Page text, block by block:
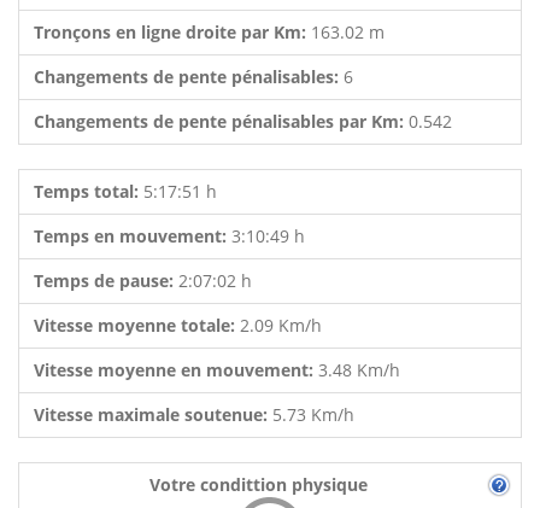
Tronçons en ligne droite par Km: 163.02 m
Changements de pente pénalisables: 6
Changements de pente pénalisables par Km: 0.542
Temps total: 5:17:51 h
Temps en mouvement: 3:10:49 h
Temps de pause: 2:07:02 h
Vitesse moyenne totale: 2.09 Km/h
Vitesse moyenne en mouvement: 3.48 Km/h
Vitesse maximale soutenue: 5.73 Km/h
Votre condittion physique